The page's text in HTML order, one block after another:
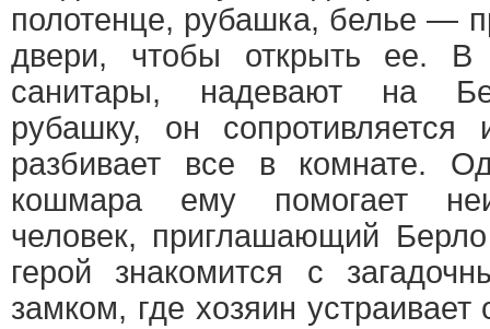
полотенце, рубашка, белье —
двери, чтобы открыть ее. В
санитары, надевают на
рубашку, он
разбивает все в комнате.
кошмара ему помогает
человек, приглашающий
герой знакомится с
замком, где хозяин